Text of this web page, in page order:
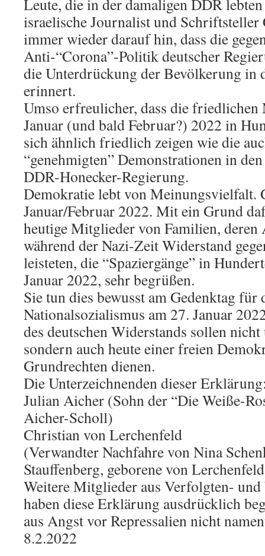
Leute, die in der damaligen DDR
israelische Journalist und
immer wieder darauf hin, dass die
Anti-“Corona”-Politik deutscher
die Unterdrückung der Bevölkerung in
erinnert.
Umso erfreulicher, dass die friedlichen
Januar (und bald Februar?) 2022 in
sich ähnlich friedlich zeigen wie die
“genehmigten” Demonstrationen in
DDR-Honecker-Regierung.
Demokratie lebt von Meinungsvielfalt.
Januar/Februar 2022. Mit ein Grund
heutige Mitglieder von Familien, deren
während der Nazi-Zeit Widerstand
leisteten, die “Spaziergänge” in
Januar 2022, sehr begrüßen.
Sie tun dies bewusst am Gedenktag für
Nationalsozialismus am 27. Januar
des deutschen Widerstands sollen nicht
sondern auch heute einer freien
Grundrechten dienen.
Die Unterzeichnenden dieser
Julian Aicher (Sohn der “Die Weiße-
Aicher-Scholl)
Christian von Lerchenfeld
(Verwandter Nachfahre von Nina
Stauffenberg, geborene von
Weitere Mitglieder aus Verfolgten-
haben diese Erklärung ausdrücklich
aus Angst vor Repressalien nicht
8.2.2022